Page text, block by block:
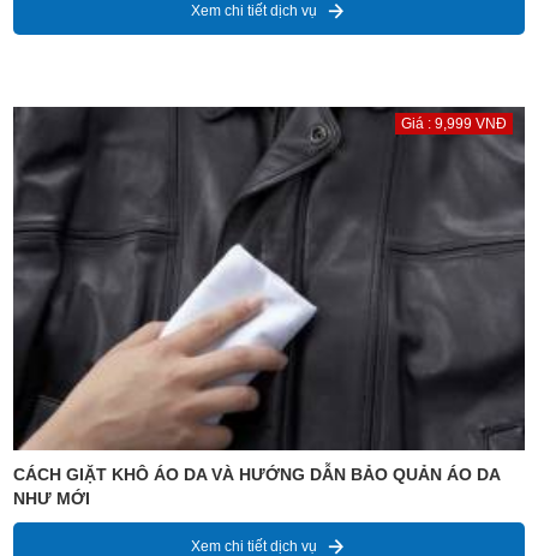
Xem chi tiết dịch vụ
Giá : 9,999 VNĐ
CÁCH GIẶT KHÔ ÁO DA VÀ HƯỚNG DẪN BẢO QUẢN ÁO DA
NHƯ MỚI
Xem chi tiết dịch vụ